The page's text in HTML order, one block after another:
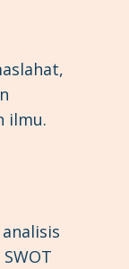
ilmu.